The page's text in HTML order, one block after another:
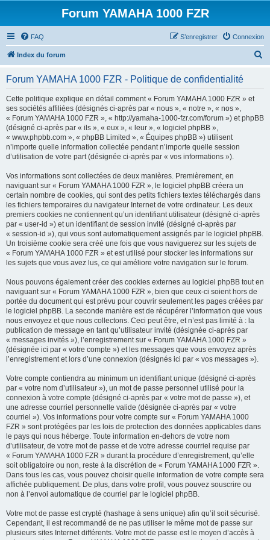
Forum YAMAHA 1000 FZR
FAQ Connexion
S’enregistrer
Index du forum
Forum YAMAHA 1000 FZR - Politique de confidentialité
Cette politique explique en détail comment « Forum YAMAHA 1000 FZR » et
ses sociétés affiliées (désignés ci-après par « nous », « notre », « nos »,
« Forum YAMAHA 1000 FZR », « http://yamaha-1000-fzr.com/forum ») et phpBB
(désigné ci-après par « ils », « eux », « leur », « logiciel phpBB »,
« www.phpbb.com », « phpBB Limited », « Équipes phpBB ») utilisent
n’importe quelle information collectée pendant n’importe quelle session
d’utilisation de votre part (désignée ci-après par « vos informations »).
Vos informations sont collectées de deux manières. Premièrement, en
naviguant sur « Forum YAMAHA 1000 FZR », le logiciel phpBB créera un
certain nombre de cookies, qui sont des petits fichiers textes téléchargés dans
les fichiers temporaires du navigateur Internet de votre ordinateur. Les deux
premiers cookies ne contiennent qu’un identifiant utilisateur (désigné ci-après
par « user-id ») et un identifiant de session invité (désigné ci-après par
« session-id »), qui vous sont automatiquement assignés par le logiciel phpBB.
Un troisième cookie sera créé une fois que vous naviguerez sur les sujets de
« Forum YAMAHA 1000 FZR » et est utilisé pour stocker les informations sur
les sujets que vous avez lus, ce qui améliore votre navigation sur le forum.
Nous pouvons également créer des cookies externes au logiciel phpBB tout en
naviguant sur « Forum YAMAHA 1000 FZR », bien que ceux-ci soient hors de
portée du document qui est prévu pour couvrir seulement les pages créées par
le logiciel phpBB. La seconde manière est de récupérer l’information que vous
nous envoyez et que nous collectons. Ceci peut être, et n’est pas limité à : la
publication de message en tant qu’utilisateur invité (désignée ci-après par
« messages invités »), l’enregistrement sur « Forum YAMAHA 1000 FZR »
(désignée ici par « votre compte ») et les messages que vous envoyez après
l’enregistrement et lors d’une connexion (désignés ici par « vos messages »).
Votre compte contiendra au minimum un identifiant unique (désigné ci-après
par « votre nom d’utilisateur »), un mot de passe personnel utilisé pour la
connexion à votre compte (désigné ci-après par « votre mot de passe »), et
une adresse courriel personnelle valide (désignée ci-après par « votre
courriel »). Vos informations pour votre compte sur « Forum YAMAHA 1000
FZR » sont protégées par les lois de protection des données applicables dans
le pays qui nous héberge. Toute information en-dehors de votre nom
d’utilisateur, de votre mot de passe et de votre adresse courriel requise par
« Forum YAMAHA 1000 FZR » durant la procédure d’enregistrement, qu’elle
soit obligatoire ou non, reste à la discrétion de « Forum YAMAHA 1000 FZR ».
Dans tous les cas, vous pouvez choisir quelle information de votre compte sera
affichée publiquement. De plus, dans votre profil, vous pouvez souscrire ou
non à l’envoi automatique de courriel par le logiciel phpBB.
Votre mot de passe est crypté (hashage à sens unique) afin qu’il soit sécurisé.
Cependant, il est recommandé de ne pas utiliser le même mot de passe sur
plusieurs sites Internet différents. Votre mot de passe est le moyen d’accès à